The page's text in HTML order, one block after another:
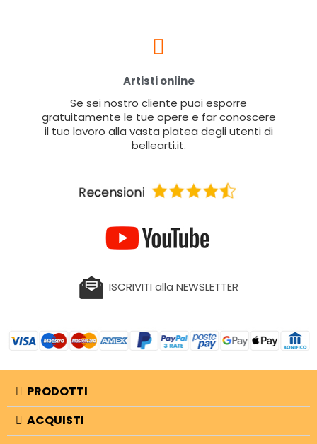
Artisti online
Se sei nostro cliente puoi esporre
gratuitamente le tue opere e far conoscere
il tuo lavoro alla vasta platea degli utenti di
bellearti.it.
ISCRIVITI alla NEWSLETTER
PRODOTTI
ACQUISTI